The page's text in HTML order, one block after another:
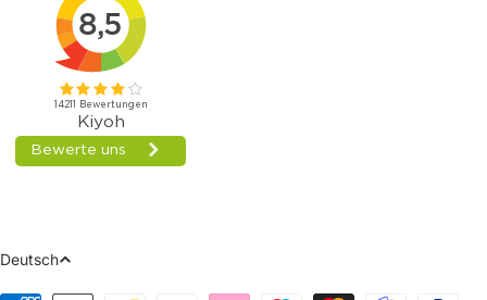
Sprache
Deutsch